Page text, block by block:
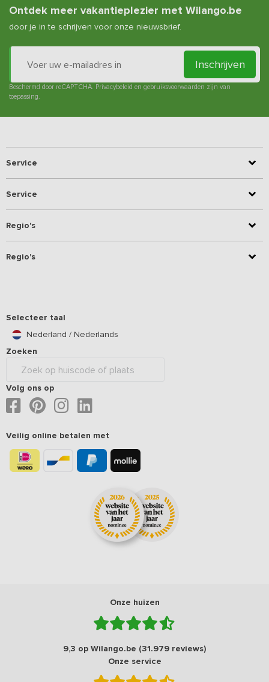
Ontdek meer vakantieplezier met Wilango.be
door je in te schrijven voor onze nieuwsbrief.
Inschrijven
Beschermd door reCAPTCHA. Privacybeleid en gebruiksvoorwaarden zijn van
toepassing.
Service
Service
Regio's
Regio's
Selecteer taal
Nederland / Nederlands
Zoeken
Volg ons op
Veilig online betalen met
Onze huizen
9,3 op Wilango.be (31.979 reviews)
Onze service